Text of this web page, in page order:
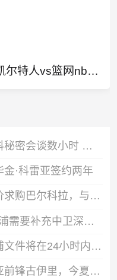
凯尔特人vs篮网nba季后赛
巴萨说服罗德里内幕：德科秘密会谈数小时 弗里克多次致电
·科雷亚签约两年
记者：利物浦仍未正式报价求购巴尔科拉，与巴黎要价存在较大差距
HWG确认！罗马诺：利物浦需要补充中卫深度，如今出手签下阿劳霍
罗马诺：阿劳霍租借利物浦文件将在24小时内签署，买断条款非强制
队报：科莫有意阿尔及利亚前锋古伊里，今夏世界杯出场4次打进1球